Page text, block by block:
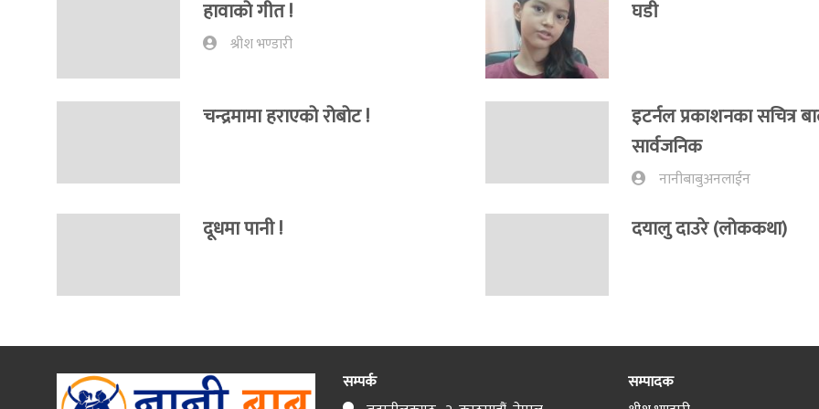
हावाको गीत !
श्रीश भण्डारी
घडी
चन्द्रमामा हराएको रोबोट !
इटर्नल प्रकाशनका सचित्र
सार्वजनिक
नानीबाबुअनलाईन
दूधमा पानी ! दयालु दाउरे (लोककथा)
सम्पर्क
सम्पादक